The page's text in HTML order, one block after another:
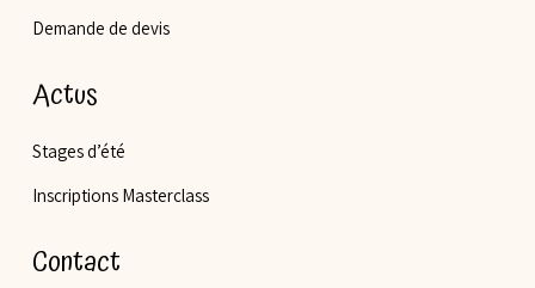
Demande de devis
Actus
Stages d’été
Inscriptions Masterclass
Contact